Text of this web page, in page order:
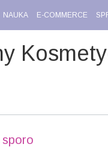
NAUKA E-COMMERCE
sporo